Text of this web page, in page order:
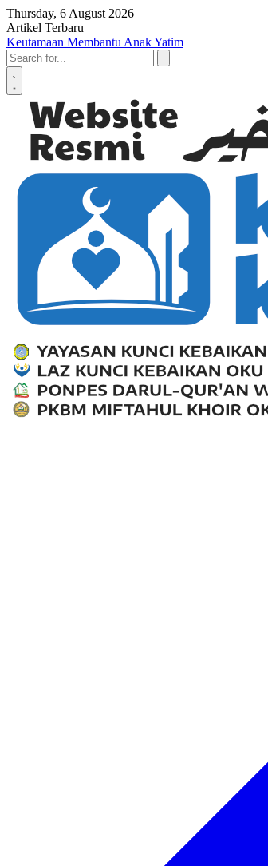
Skip to content
Thursday, 6 August 2026
Artikel Terbaru
Penyerahan SK LAZ Kunci Kebaikan OKU Timur,